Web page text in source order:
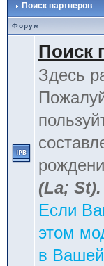
Поиск партнеров
Форум
Поиск
Здесь
(La; St).
Если
этом
в